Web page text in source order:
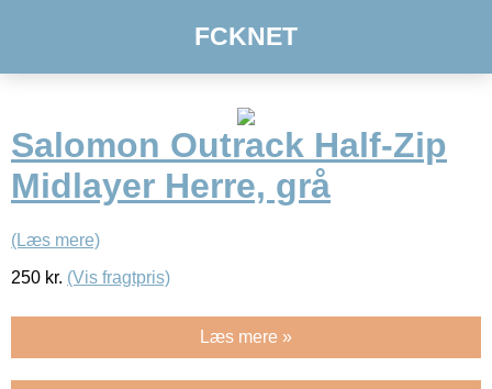
FCKNET
Salomon Outrack Half-Zip
Midlayer Herre, grå
(Læs mere)
250 kr. (Vis fragtpris)
Læs mere »